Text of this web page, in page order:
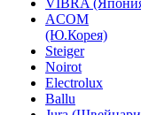
VIBRA
ACOM
(Ю.Корея)
Steiger
Noirot
Electrolux
Ballu